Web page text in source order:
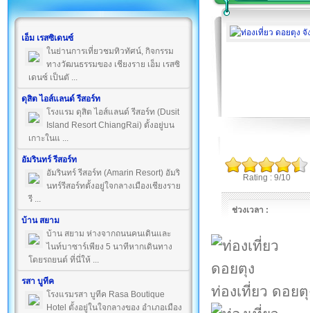
เอ็ม เรสซิเดนซ์
ในย่านการเที่ยวชมทิวทัศน์, กิจกรรม
ทางวัฒนธรรมของ เชียงราย เอ็ม เรสซิ
เดนซ์ เป็นตั ...
ดุสิต ไอส์แลนด์ รีสอร์ท
โรงแรม ดุสิต ไอส์แลนด์ รีสอร์ท (Dusit
Island Resort ChiangRai) ตั้งอยู่บน
เกาะในแ ...
อัมรินทร์ รีสอร์ท
อัมรินทร์ รีสอร์ท (Amarin Resort) อัมริ
นทร์รีสอร์ทตั้งอยู่ใจกลางเมืองเชียงราย
รี ...
บ้าน สยาม
บ้าน สยาม ห่างจากถนนคนเดินและ
ไนท์บาซาร์เพียง 5 นาทีหากเดินทาง
โดยรถยนต์ ที่นี่ให้ ...
รสา บูทีค
โรงแรมรสา บูทีค Rasa Boutique
Hotel ตั้งอยู่ในใจกลางของ อำเภอเมือง
Rating : 9/10
ช่วงเวลา :
ท่องเที่ยว ดอยตุ